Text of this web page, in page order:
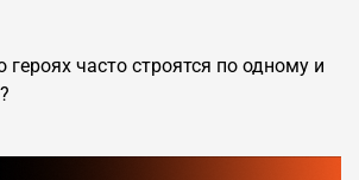
часто строятся по одному и